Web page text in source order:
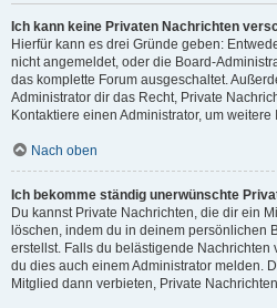
Ich kann keine Privaten Nachrichten
Hierfür kann es drei Gründe geben:
nicht angemeldet, oder die Board-
das komplette Forum ausgeschaltet.
Administrator dir das Recht, Private
Kontaktiere einen Administrator, um
Nach oben
Ich bekomme ständig unerwünschte
Du kannst Private Nachrichten, die dir ein
löschen, indem du in deinem persönlichen
erstellst. Falls du belästigende Nachrichten
du dies auch einem Administrator melden.
Mitglied dann verbieten, Private